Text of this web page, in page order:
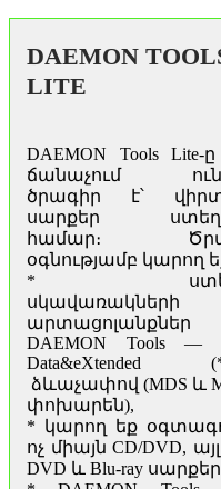
DAEMON
LITE
DAEMON Tools Lite-
ճանաչում
ծրագիր է՝
սարքեր
համար։
օգնությամբ կարող
*
սկավառակների
արտացոլանքներ
DAEMON Tools —
Data&eXtended
ձևաչափով (MDS և
փոխարեն),
* կարող եք
ոչ միայն CD/DVD,
DVD և Blu-ray